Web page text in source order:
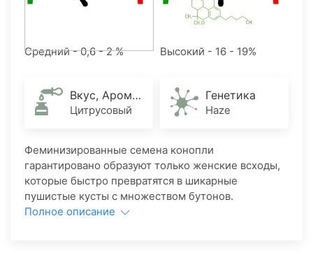
Средний - 0,6 - 2 % Высокий - 16 - 19%
Вкус, Аромат
Цитрусовый
Генетика
Haze
Феминизированные семена конопли
гарантировано образуют только женские всходы,
которые быстро превратятся в шикарные
пушистые кусты с множеством бутонов.
Полное описание